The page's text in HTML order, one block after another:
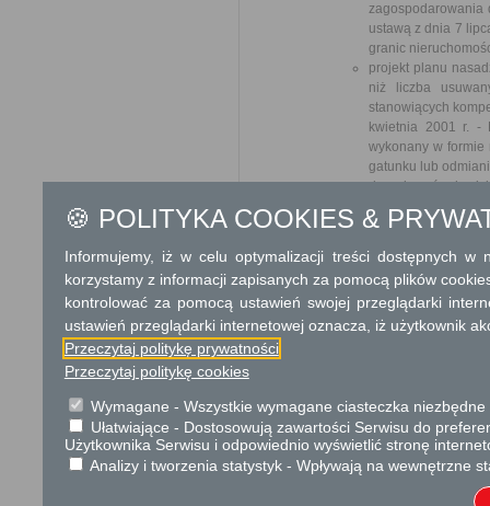
zagospodarowania
ustawą z dnia 7
granic
projekt planu
niż liczba
stanowiących
kwietnia 2001 r. -
wykonany w formie
gatunku lub
decyzję o
przedsięwzięcia w
którego wymagane
środowisko, oraz
środowiska w
przeprowadzona
stosowne
Odbiorca usługi
Obywatel, Przedsiębiorca,
Termin załatwienia sprawy
Sprawa załatwiana jest
🍪 POLITYKA COOKIES &
Informujemy, iż w celu optymalizacji treści dostępnych w
korzystamy z informacji zapisanych za pomocą plików
kontrolować za pomocą ustawień swojej przeglądarki
ustawień przeglądarki internetowej oznacza, iż użytkownik
Przeczytaj politykę prywatności
Przeczytaj politykę cookies
Wymagane - Wszystkie wymagane ciasteczka
Ułatwiające - Dostosowują zawartości Serwisu do
Użytkownika Serwisu i odpowiednio wyświetlić stronę
Analizy i tworzenia statystyk - Wpływają na wewnętrzne